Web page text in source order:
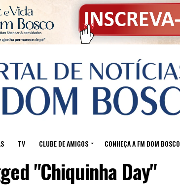
TV CLUBE DE AMIGOS CONHEÇA A FM DOM BOSCO
"Chiquinha Day"